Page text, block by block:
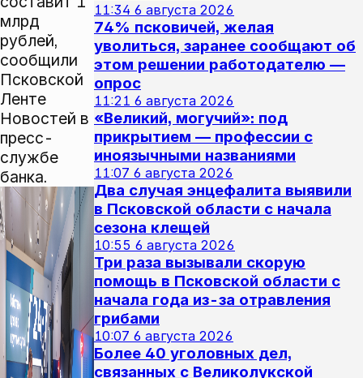
млрд
рублей,
сообщили
Псковской
Ленте
Новостей в
пресс-
службе
банка.
11:34 6 августа 2026
74% псковичей, желая
уволиться, заранее сообщают об
этом решении работодателю —
опрос
11:21 6 августа 2026
«Великий, могучий»: под
прикрытием — профессии с
иноязычными названиями
11:07 6 августа 2026
Два случая энцефалита выявили
в Псковской области с начала
сезона клещей
10:55 6 августа 2026
Три раза вызывали скорую
помощь в Псковской области с
начала года из-за отравления
грибами
10:07 6 августа 2026
Более 40 уголовных дел,
связанных с Великолукской